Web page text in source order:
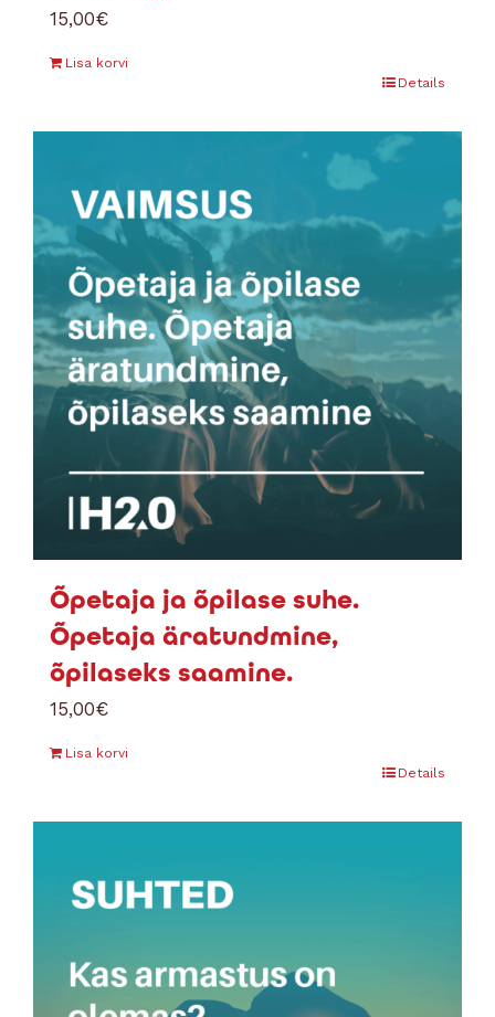
15,00€
Lisa korvi
Details
Õpetaja ja õpilase suhe.
Õpetaja äratundmine,
õpilaseks saamine.
15,00€
Lisa korvi
Details